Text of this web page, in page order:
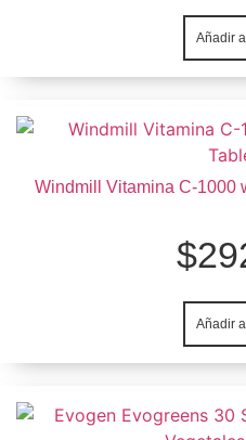
Añadir
Windmill Vitamina C-1000
$
Añadir
Este